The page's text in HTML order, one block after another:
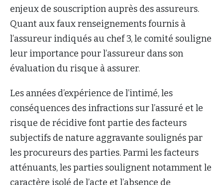
enjeux de souscription auprès des assureurs.
Quant aux faux renseignements fournis à
l’assureur indiqués au chef 3, le comité souligne
leur importance pour l’assureur dans son
évaluation du risque à assurer.
Les années d’expérience de l’intimé, les
conséquences des infractions sur l’assuré et le
risque de récidive font partie des facteurs
subjectifs de nature aggravante soulignés par
les procureurs des parties. Parmi les facteurs
atténuants, les parties soulignent notamment le
caractère isolé de l’acte et l’absence de